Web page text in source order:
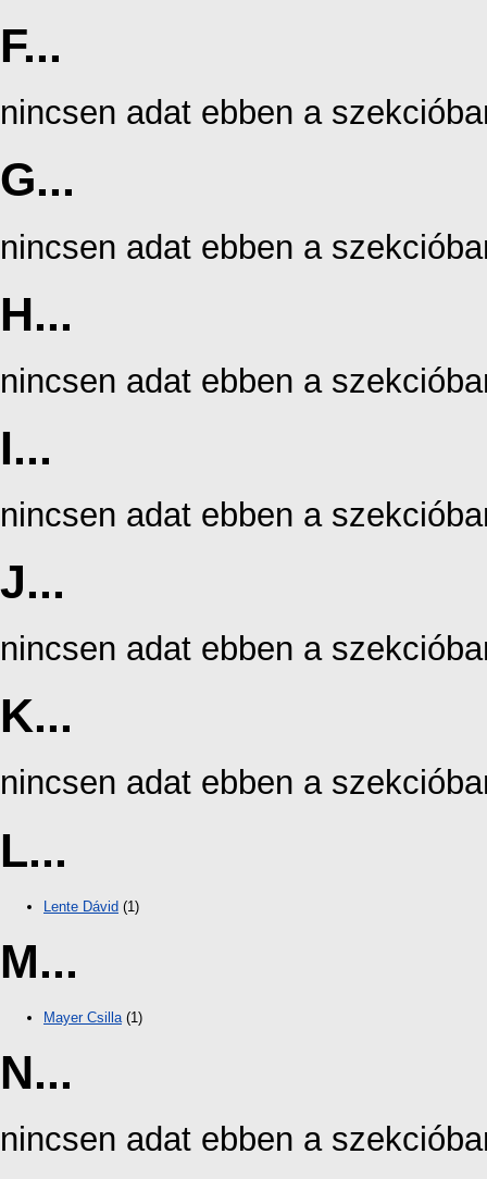
F...
nincsen adat ebben a
G...
nincsen adat ebben a
H...
nincsen adat ebben a
I...
nincsen adat ebben a
J...
nincsen adat ebben a
K...
nincsen adat ebben a
L...
Lente Dávid (1)
M...
Mayer Csilla (1)
N...
nincsen adat ebben a